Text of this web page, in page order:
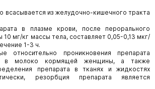
всасывается из желудочно-кишечного тракта
в плазме крови, после перорального
10 мг/кг массы тела, составляет 0,05-0,13 мкг/
1-3 ч.
относительно проникновения препарата
в молоко кормящей женщины, а также
препарата в тканях и жидкостях
резорбция препарата является